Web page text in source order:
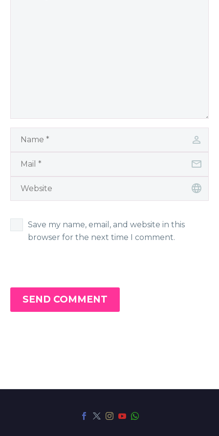
Save my name, email, and website in this
browser for the next time I comment.
SEND COMMENT